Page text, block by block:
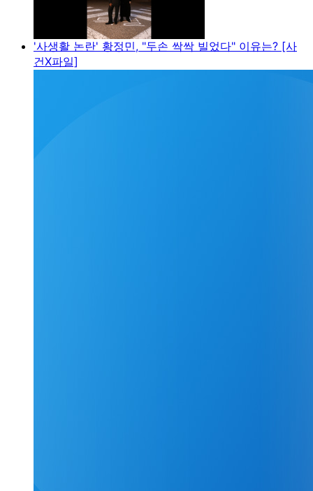
'사생활 논란' 황정민, "두손 싹싹 빌었다" 이유는? [사
건X파일]